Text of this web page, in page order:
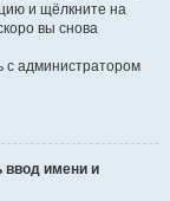
и щёлкните на
вы снова
с администратором
ввод имени и